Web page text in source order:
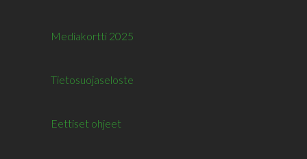
Mediakortti 2025
Tietosuojaseloste
Eettiset ohjeet